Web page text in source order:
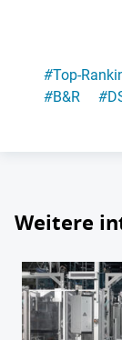
#Top-
#B&R #
Weitere